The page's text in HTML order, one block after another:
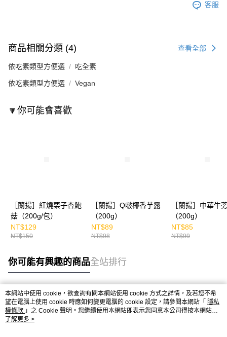
客服
商品相關分類 (4) 查看全部
依吃素類型方便選 吃全素
依吃素類型方便選 Vegan
🔽你可能會喜歡
［蘭揚］紅燒栗子杏鮑
菇（200g/包）
NT$129
NT$150
［蘭揚］Q啵椰香芋露
（200g）
NT$89
NT$98
［蘭揚］中華牛
（200g）
NT$85
NT$99
你可能有興趣的商品全站排行
熱門標籤
本網站中使用 cookie，欲查詢有關本網站使用 cookie 方式之詳情，及若您不希
望在電腦上使用 cookie 時應如何變更電腦的 cookie 設定，請參閱本網站「 隱私
權條款 」之 Cookie 聲明。您繼續使用本網站即表示您同意本公司得按本網站使
用條款之 Cookie 聲明使用 cookie。
了解更多 >